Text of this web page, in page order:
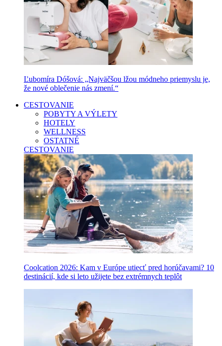
Ľubomíra Dóšová: „Najväčšou lžou módneho priemyslu je,
že nové oblečenie nás zmení.“
CESTOVANIE
POBYTY A VÝLETY
HOTELY
WELLNESS
OSTATNÉ
CESTOVANIE
Coolcation 2026: Kam v Európe utiecť pred horúčavami? 10
destinácií, kde si leto užijete bez extrémnych teplôt